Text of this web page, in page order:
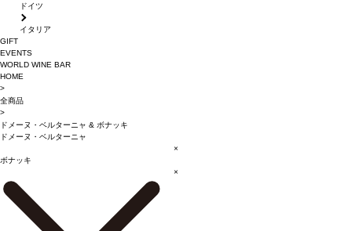
ドイツ
イタリア
GIFT
EVENTS
WORLD WINE BAR
HOME
>
全商品
>
ドメーヌ・ベルターニャ & ボナッキ
ドメーヌ・ベルターニャ
×
ボナッキ
×